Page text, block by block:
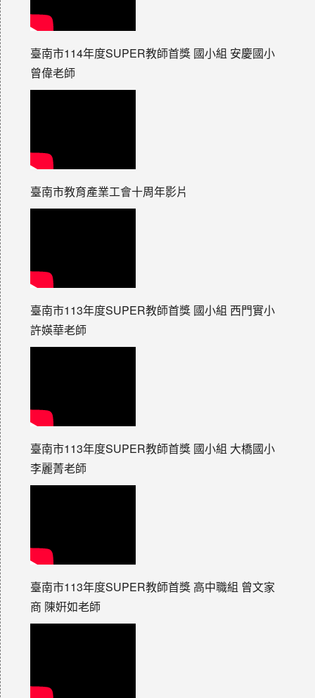
臺南市114年度SUPER教師首獎 國小組 安慶國小
曾偉老師
臺南市教育產業工會十周年影片
臺南市113年度SUPER教師首獎 國小組 西門實小
許媖華老師
臺南市113年度SUPER教師首獎 國小組 大橋國小
李麗菁老師
臺南市113年度SUPER教師首獎 高中職組 曾文家
商 陳姸如老師